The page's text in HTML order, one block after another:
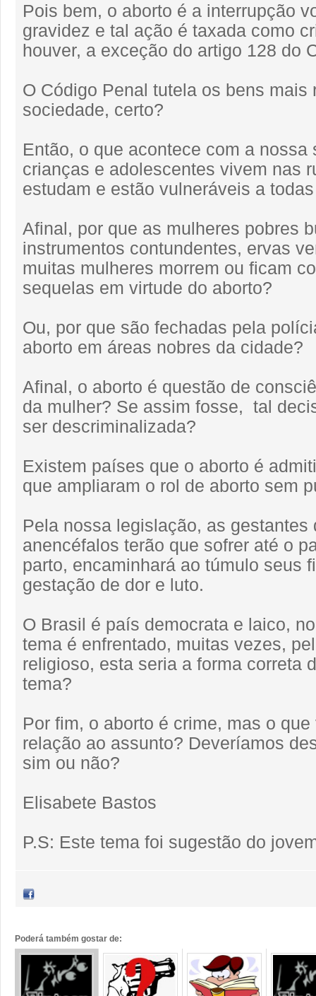
Pois bem, o aborto é a interrupção
gravidez e tal ação é taxada como
houver, a exceção do artigo 128 do
O Código Penal tutela os bens mais
sociedade, certo?
Então, o que acontece com a nossa
crianças e adolescentes vivem nas
estudam e estão vulneráveis a
Afinal, por que as mulheres pobres
instrumentos contundentes, ervas
muitas mulheres morrem ou ficam
sequelas em virtude do aborto?
Ou, por que são fechadas pela
aborto em áreas nobres da cidade?
Afinal, o aborto é questão de
da mulher? Se assim fosse, tal
ser descriminalizada?
Existem países que o aborto é
que ampliaram o rol de aborto sem
Pela nossa legislação, as gestantes
anencéfalos terão que sofrer até o
parto, encaminhará ao túmulo seus
gestação de dor e luto.
O Brasil é país democrata e laico,
tema é enfrentado, muitas vezes,
religioso, esta seria a forma correta
tema?
Por fim, o aborto é crime, mas o
relação ao assunto? Deveríamos
sim ou não?
Elisabete Bastos
P.S: Este tema foi sugestão do
Poderá também gostar de: